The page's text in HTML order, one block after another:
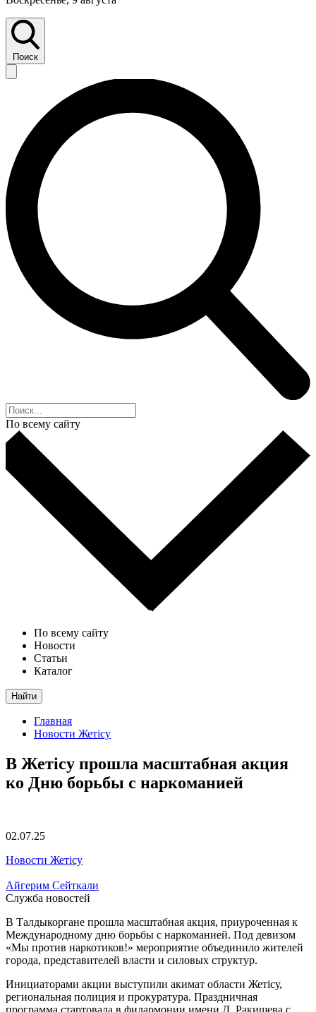
Поиск
По всему сайту
По всему сайту
Новости
Статьи
Каталог
Найти
Главная
Новости Жетісу
В Жетісу прошла масштабная акция
ко Дню борьбы с наркоманией
02.07.25
Новости Жетісу
Айгерим Сейткали
Служба новостей
В Талдыкоргане прошла масштабная акция, приуроченная к
Международному дню борьбы с наркоманией. Под девизом
«Мы против наркотиков!» мероприятие объединило жителей
города, представителей власти и силовых структур.
Инициаторами акции выступили акимат области Жетісу,
региональная полиция и прокуратура. Праздничная